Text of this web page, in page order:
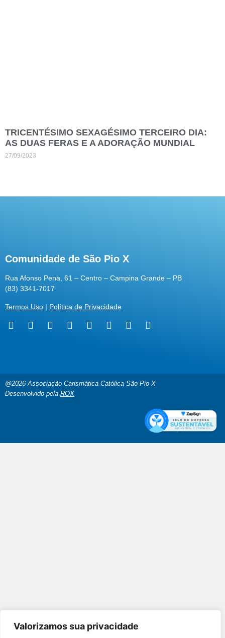
Valorizamos sua privacidade
TRICENTÉSIMO SEXAGÉSIMO TERCEIRO DIA:
AS DUAS FERAS E A ADORAÇÃO MUNDIAL
27/09/2023
Comunidade de São Pio X
Rua Afonso Pena, 61 – Centro – Campina Grande – PB
(83) 3341-7017
Termos Uso | Política de Privacidade
@2026 Associação Carismática Católica São Pio X
Desenvolvido pela ROX